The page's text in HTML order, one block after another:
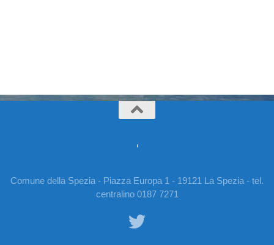
Comune della Spezia - Piazza Europa 1 - 19121 La Spezia - tel.
centralino 0187 7271